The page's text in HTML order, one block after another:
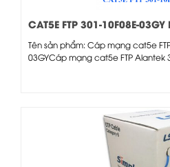
CAT5E FTP 301-10F08E-
Tên sản phẩm: Cáp mạng cat5e
03GYCáp mạng cat5e FTP Alantek